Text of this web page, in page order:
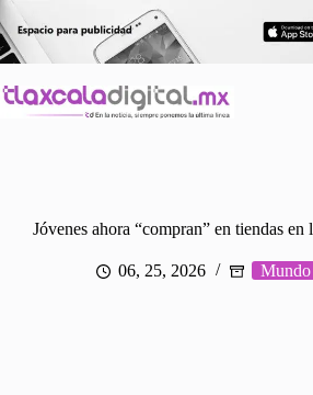
Saltar
al
contenido
Jóvenes ahora “compran” en tiendas en
06, 25, 2026